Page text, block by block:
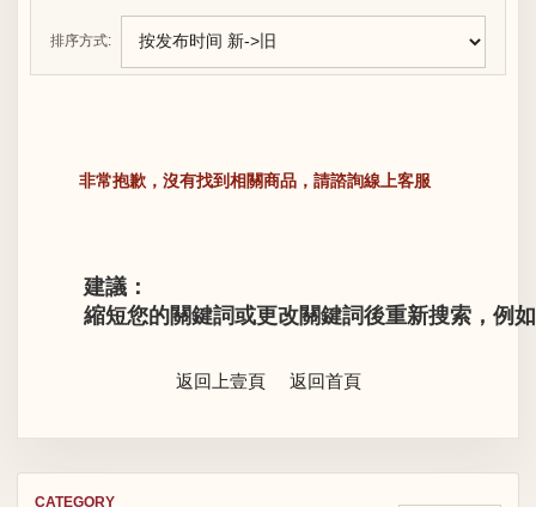
CATEGORY
排序方式:
非常抱歉，沒有找到相關商品，請諮詢線上客服
建議：
縮短您的關鍵詞或更改關鍵詞後重新搜索，例
返回上壹頁 返回首頁